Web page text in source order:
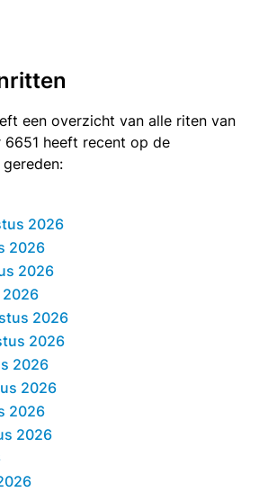
een overzicht van alle riten van
heeft recent op de
2026
2026
2026
2026
2026
2026
2026
2026
2026
2026